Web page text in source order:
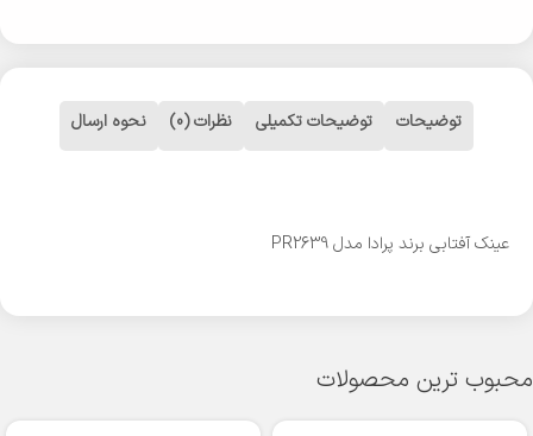
توضیحات توضیحات تکمیلی نظرات (0) نحوه ارسال
عینک آفتابی برند پرادا مدل PR2639
محبوب ترین محصولات